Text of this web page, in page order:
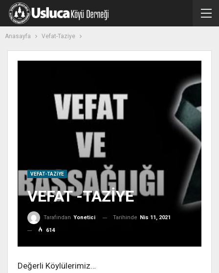
Anasayfa Vefat-Taziye
VEFAT-TAZIYE
VEFAT -TAZİYE
Tarafından Yonetici Tarihinde Nis 11, 2021
614
Değerli Köylülerimiz…